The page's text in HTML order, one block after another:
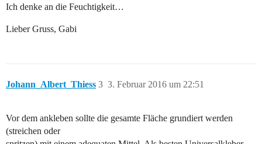
Ich denke an die Feuchtigkeit…
Lieber Gruss, Gabi
Johann_Albert_Thiess 3. Februar 2016 um 22:51
3
Vor dem ankleben sollte die gesamte Fläche grundiert werden
(streichen oder